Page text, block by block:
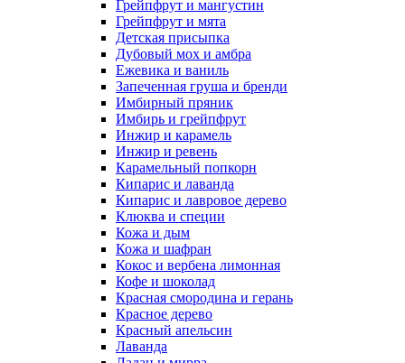
Грейпфрут и мангустин
Грейпфрут и мята
Детская присыпка
Дубовый мох и амбра
Ежевика и ваниль
Запеченная груша и бренди
Имбирный пряник
Имбирь и грейпфрут
Инжир и карамель
Инжир и ревень
Карамельный попкорн
Кипарис и лаванда
Кипарис и лавровое дерево
Клюква и специи
Кожа и дым
Кожа и шафран
Кокос и вербена лимонная
Кофе и шоколад
Красная смородина и герань
Красное дерево
Красный апельсин
Лаванда